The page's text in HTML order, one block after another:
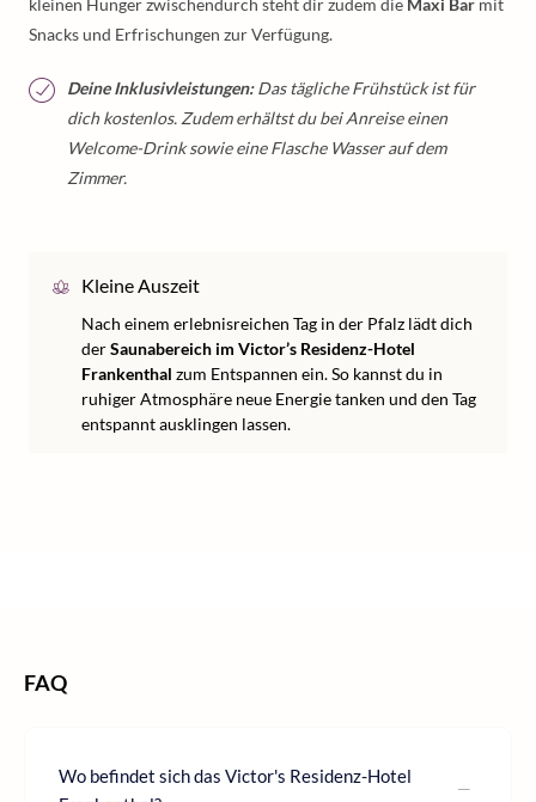
kleinen Hunger zwischendurch steht dir zudem die Maxi Bar mit
Snacks und Erfrischungen zur Verfügung.
Deine Inklusivleistungen:Das tägliche Frühstück ist für
dich kostenlos. Zudem erhältst du bei Anreise einen
Welcome-Drink sowie eine Flasche Wasser auf dem
Zimmer.
Kleine Auszeit
Nach einem erlebnisreichen Tag in der Pfalz lädt dich
derSaunabereich im Victor’s Residenz-Hotel
Frankenthal zum Entspannen ein. So kannst du in
ruhiger Atmosphäre neue Energie tanken und den Tag
entspannt ausklingen lassen.
FAQ
Wo befindet sich das Victor's Residenz-Hotel